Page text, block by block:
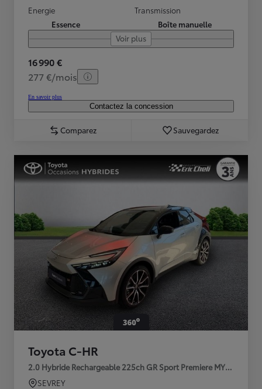
Energie
Essence
Transmission
Boîte manuelle
Voir plus
16 990 €
277 €/mois
En savoir plus
Contactez la concession
Comparez Sauvegardez
Toyota C-HR
2.0 Hybride Rechargeable 225ch GR Sport Premiere MY25
SEVREY